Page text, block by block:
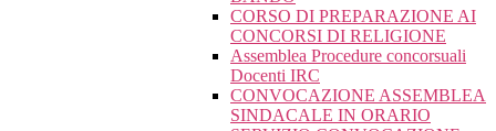
CORSO DI PREPARAZIONE AI
CONCORSI DI RELIGIONE
Assemblea Procedure concorsuali
Docenti IRC
CONVOCAZIONE ASSEMBLEA
SINDACALE IN ORARIO